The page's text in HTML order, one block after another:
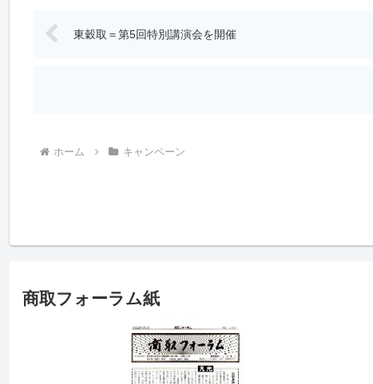
東穀取＝第5回特別講演会を開催
ホーム キャンペーン
商取フォーラム紙